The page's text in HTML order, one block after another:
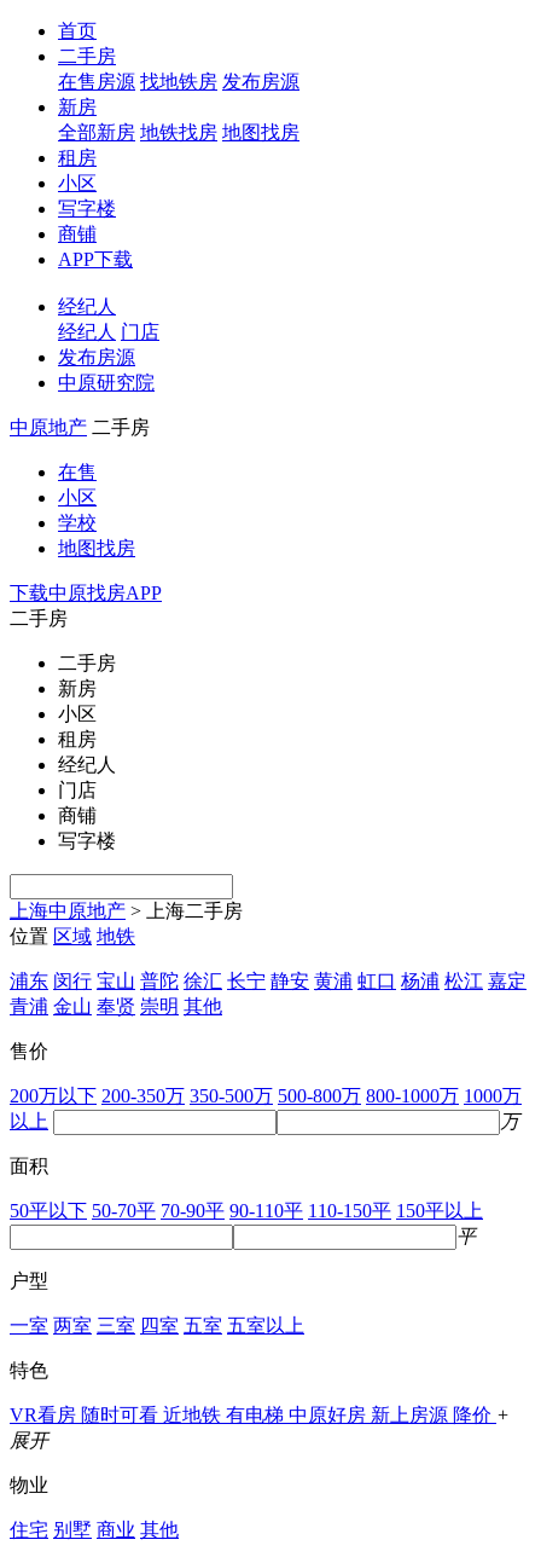
首页
二手房
在售房源 找地铁房 发布房源
新房
全部新房 地铁找房 地图找房
租房
小区
写字楼
商铺
APP下载
经纪人
经纪人 门店
发布房源
中原研究院
中原地产 二手房
在售
小区
学校
地图找房
下载中原找房APP
二手房
二手房
新房
小区
租房
经纪人
门店
商铺
写字楼
上海中原地产 >
上海二手房
位置 区域 地铁
浦东 闵行 宝山 普陀 徐汇 长宁 静安 黄浦 虹口 杨浦 松江 嘉定
青浦 金山 奉贤 崇明 其他
售价
200万以下 200-350万 350-500万 500-800万 800-1000万 1000万
以上
万
面积
50平以下 50-70平 70-90平 90-110平 110-150平 150平以上
平
户型
一室 两室 三室 四室 五室 五室以上
特色
VR看房 随时可看 近地铁 有电梯 中原好房 新上房源 降价 +
展开
物业
住宅 别墅 商业 其他